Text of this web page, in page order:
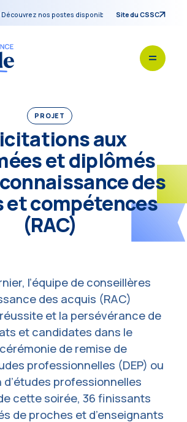
nos postes disponibles pendant notre blitz de
Site du CSSC
PROJET
aux
et diplômés
des
et compétences
(RAC)
l’équipe de conseillères
des acquis (RAC)
et la persévérance de
et candidates dans le
de remise de
professionnelles (DEP) ou
d’études professionnelles
cette soirée, 36 finissants
de proches et d’enseignants